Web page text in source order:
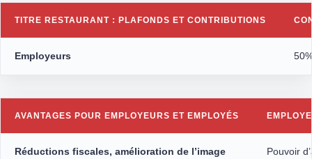
TITRE RESTAURANT : PLAFONDS ET CONTRIBUTIONS
Employeurs
AVANTAGES POUR EMPLOYEURS ET EMPLOYÉS
Réductions fiscales, amélioration de l’image Pouvoir